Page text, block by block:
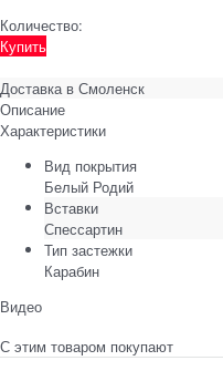
Количество:
Купить
Доставка в Смоленск
Описание
Характеристики
Вид покрытия
Белый Родий
Вставки
Спессартин
Тип застежки
Карабин
Видео
С этим товаром покупают